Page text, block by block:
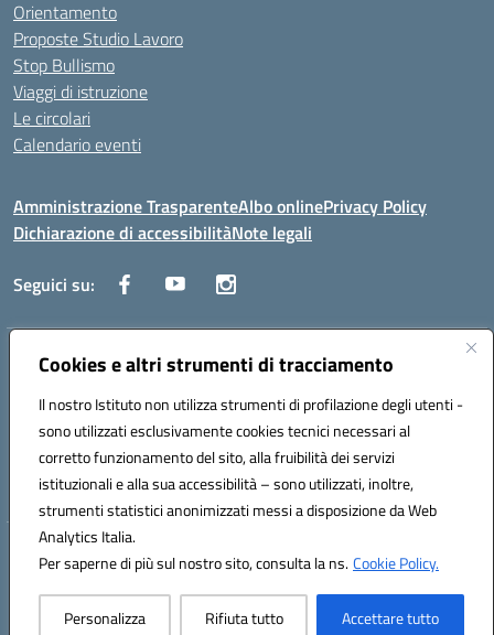
Cookies e altri strumenti di tracciamento
Il nostro Istituto non utilizza strumenti di profilazione degli utenti -
sono utilizzati esclusivamente cookies tecnici necessari al
corretto funzionamento del sito, alla fruibilità dei servizi
istituzionali e alla sua accessibilità – sono utilizzati, inoltre,
strumenti statistici anonimizzati messi a disposizione da Web
Analytics Italia.
Per saperne di più sul nostro sito, consulta la ns.Cookie Policy.
Personalizza Rifiuta tutto Accettare tutto
Orientamento
Proposte Studio Lavoro
Stop Bullismo
Viaggi di istruzione
Le circolari
Calendario eventi
Amministrazione TrasparenteAlbo onlinePrivacy Policy
Dichiarazione di accessibilitàNote legali
Seguici su:
Indirizzo:Corso Fornari, 1 - 70056 Molfetta
Posta elettronica certificata (PEC):BARH04000D@pec.istruzione.it
Codice fiscale: 93249230728
Codice meccanografico: BARH04000D
Hosting & Powered by 3D Solution S.r.l.
Concept & Design by Designers Italia